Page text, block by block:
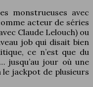
monstrueuses avec
acteur de séries
Claude Lelouch) ou
job qui disait bien
ce n’est que du
jusqu’au jour où une
jackpot de plusieurs